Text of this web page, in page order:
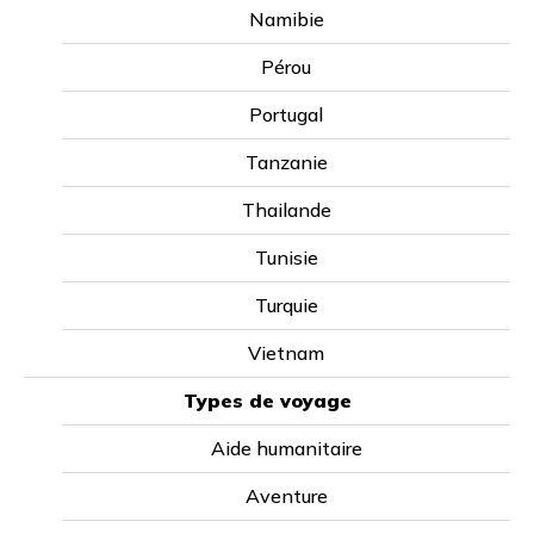
Namibie
Pérou
Portugal
Tanzanie
Thailande
Tunisie
Turquie
Vietnam
Types de voyage
Aide humanitaire
Aventure
COURS EN ESPAGNOL OFFERTS
Les cours en groupevous donnent l’opportunité
d’apprendre l’espagnol dans un environnement
plus social afin que vous puissiez partager vos
défis et vos réalisations avec vos camarades de
classe. Les cours de groupes ont un maximum de
5 étudiants par classe. Cela garantit que vous
recevrez toute l’attention individuelle dont vous